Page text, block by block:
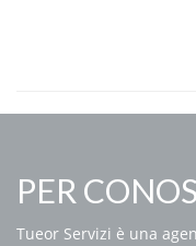
PER
Tueor Servizi è una